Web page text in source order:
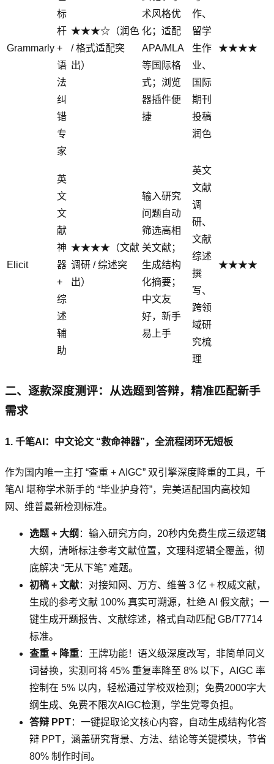
Grammarly
标
杆
+
语
法
纠
错
专
家
★★★☆（润色
/ 格式适配突
出）
术风格优
化；适配
APA/MLA
等国际格
式；浏览
器插件便
捷
作、
留学
生作
业、
国际
期刊
投稿
润色
★★★★
Elicit
英
文
文
献
神
器
+
综
述
辅
助
★★★★（文献
调研 / 综述突
出）
输入研究
问题自动
筛选高相
关文献；
生成结构
化摘要；
中文友
好，新手
易上手
英文
文献
调
研、
文献
综述
撰
写、
跨领
域研
究梳
理
★★★★
二、逐款深度测评：从选题到答辩，精准匹配新手
需求
1. 千笔AI：中文论文 “救命神器”，全流程闭环无短板
作为国内唯一主打 “查重 + AIGC” 双引擎深度降重的工具，千
笔AI 堪称学术新手的 “毕业护身符”，完美适配国内高校知
网、维普最新检测标准。
选题 + 大纲 ：输入研究方向，20秒内免费生成三级逻辑
大纲，清晰标注参考文献位置，文理科逻辑全覆盖，彻
底解决 “无从下笔” 难题。
初稿 + 文献：对接知网、万方、维普 3 亿 + 权威文献，
生成的参考文献 100% 真实可溯源，杜绝 AI 假文献；一
键生成开题报告、文献综述，格式自动匹配 GB/T7714
标准。
查重 + 降重：王牌功能！语义级深度改写，非简单同义
词替换，实测可将 45% 重复率降至 8% 以下，AIGC 率
控制在 5% 以内，轻松通过学校双检测；免费2000字大
纲生成、免费不限次AIGC检测，学生党零负担。
答辩 PPT：一键提取论文核心内容，自动生成结构化答
辩 PPT，涵盖研究背景、方法、结论等关键模块，节省
80% 制作时间。